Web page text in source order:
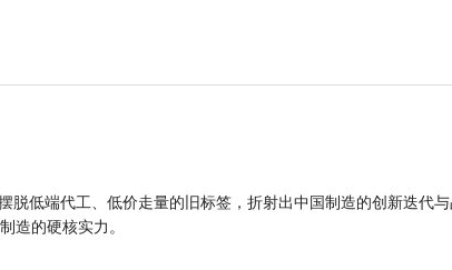
脱低端代工、低价走量的旧标签，折射出中国制造的创新迭代
造的硬核实力。